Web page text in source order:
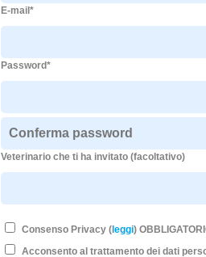
E-mail*
Password*
Veterinario che ti ha invitato (facoltativo)
Consenso Privacy (leggi)
Acconsento al trattamento dei dati